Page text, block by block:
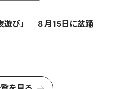
遊び」 ８月15日に盆踊